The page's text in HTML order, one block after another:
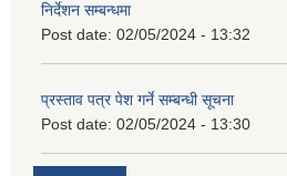
निर्देशन सम्बन्धमा
Post date: 02/05/2024 - 13:32
प्रस्ताव पत्र पेश गर्ने सम्बन्धी सूचना
Post date: 02/05/2024 - 13:30